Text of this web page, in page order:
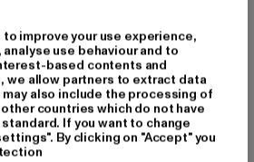
improve your use experience,
use behaviour and to
based contents and
we allow partners to extract data
also include the processing of
countries which do not have
If you want to change
By clicking on "Accept" you